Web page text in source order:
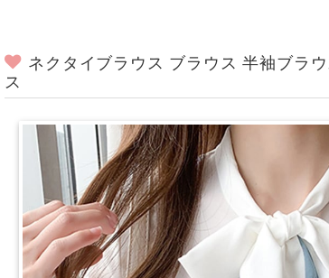
ネクタイブラウス ブラウス 半袖ブラ
ス